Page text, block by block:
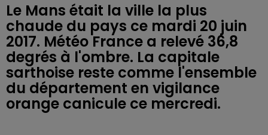
Le Mans était la ville la plus
chaude du pays ce mardi 20 juin
2017. Météo France a relevé 36,8
degrés à l'ombre. La capitale
sarthoise reste comme l'ensemble
du département en vigilance
orange canicule ce mercredi.